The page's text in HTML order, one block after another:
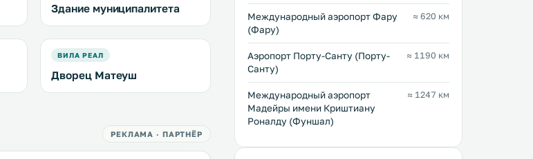
Здание муниципалитета
ВИЛА РЕАЛ
Дворец Матеуш
РЕКЛАМА · ПАРТНЁР
Международный аэропорт Фару
(Фару)
≈ 620 км
Аэропорт Порту-Санту (Порту-
Санту)
≈ 1190 км
Международный аэропорт
Мадейры имени Криштиану
Роналду (Фуншал)
≈ 1247 км